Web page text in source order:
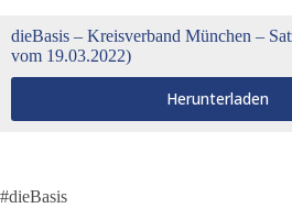
dieBasis – Kreisverband München –
vom 19.03.2022)
Herunterladen
#dieBasis